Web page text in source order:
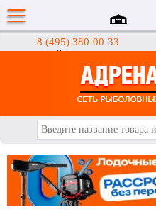
8 (495) 380-00-33
Интернет-магазин